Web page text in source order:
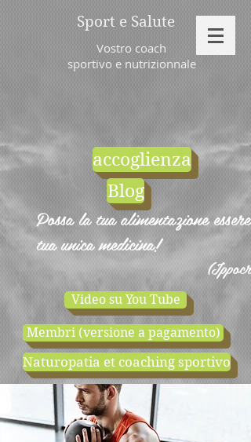
Sport e Salute
Vostro coach
sportivo e nutrizionnale
accoglienza
Blog
Possa la tua alimentazione essere
tua unica medicina!
Video su You Tube
Membri (versione a pagamento)
Naturopatia et coaching sportivo
cours d'essai negozio